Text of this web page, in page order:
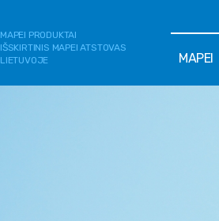
MAPEI PRODUKTAI
IŠSKIRTINIS MAPEI ATSTOVAS
LIETUVOJE
MAPEI